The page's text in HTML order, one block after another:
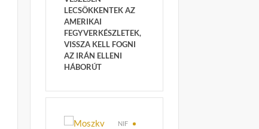
LECSÖKKENTEK AZ
AMERIKAI
FEGYVERKÉSZLETEK,
VISSZA KELL FOGNI
AZ IRÁN ELLENI
HÁBORÚT
NIF